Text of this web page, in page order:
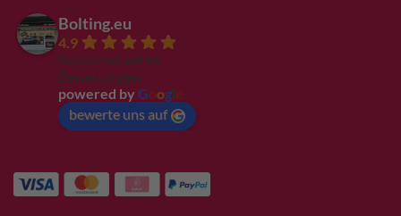
Bolting.eu
4.9
Basierend auf 94
Bewertungen
powered by G ogl
bewerte uns auf